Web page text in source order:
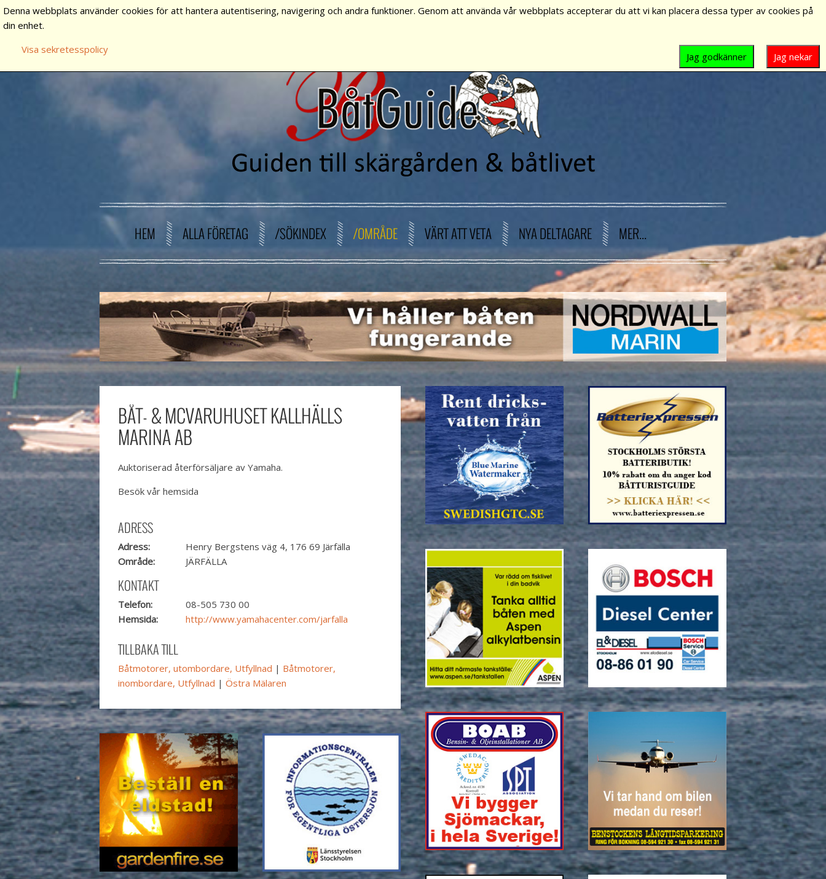
HEM ALLA FÖRETAG /SÖKINDEX /OMRÅDE VÄRT ATT VETA NYA DELTAGARE MER...
BÅT- & MCVARUHUSET KALLHÄLLS
MARINA AB
Auktoriserad återförsäljare av Yamaha.
Besök vår hemsida
ADRESS
Adress:
Henry Bergstens väg 4, 176 69 Järfälla
Område:
JÄRFÄLLA
KONTAKT
Telefon:
08-505 730 00
Hemsida:
http://www.yamahacenter.com/jarfalla
TILLBAKA TILL
Båtmotorer, utombordare, Utfyllnad | Båtmotorer,
inombordare, Utfyllnad | Östra Mälaren
Denna webbplats använder cookies för att hantera autentisering, navigering och andra funktioner. Genom att använda vår webbplats accepterar du att vi kan placera dessa typer av cookies på
din enhet.
Visa sekretesspolicy
Jag nekar
Jag godkänner